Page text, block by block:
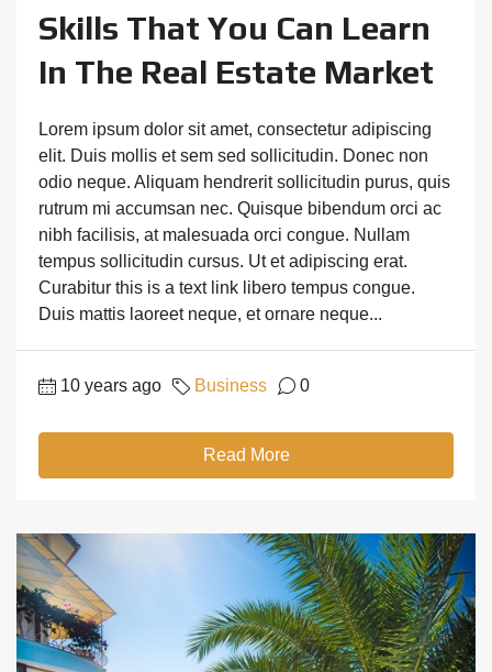
Skills That You Can Learn
In The Real Estate Market
Lorem ipsum dolor sit amet, consectetur adipiscing
elit. Duis mollis et sem sed sollicitudin. Donec non
odio neque. Aliquam hendrerit sollicitudin purus, quis
rutrum mi accumsan nec. Quisque bibendum orci ac
nibh facilisis, at malesuada orci congue. Nullam
tempus sollicitudin cursus. Ut et adipiscing erat.
Curabitur this is a text link libero tempus congue.
Duis mattis laoreet neque, et ornare neque...
10 years ago Business 0
Read More